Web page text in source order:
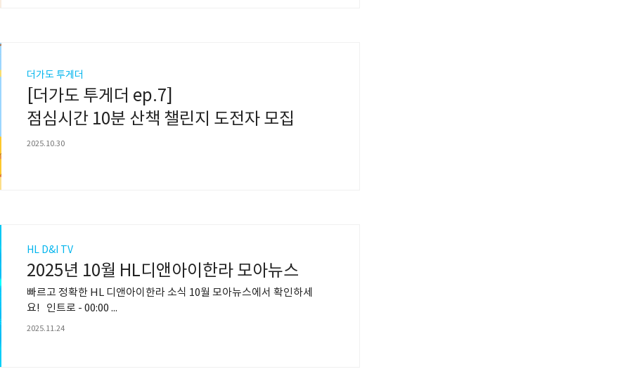
더가도 투게더
[더가도 투게더 ep.7]
점심시간 10분 산책 챌린지 도전자 모집
2025.10.30
HL D&I TV
2025년 10월 HL디앤아이한라 모아뉴스
빠르고 정확한 HL 디앤아이한라 소식 10월 모아뉴스에서 확인하세
요! 인트로 - 00:00 ...
2025.11.24